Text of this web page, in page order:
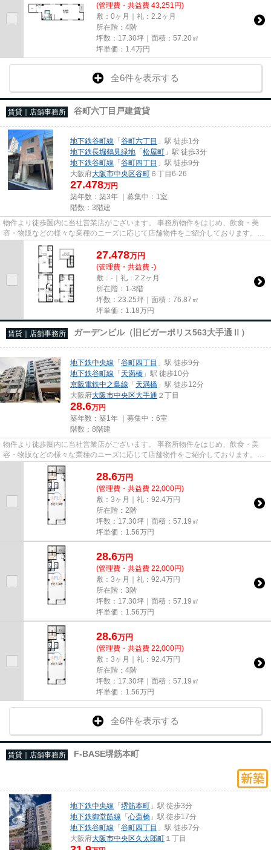
(管理費・共益費 43,251円)
敷：0ヶ月｜礼：2.2ヶ月
所在階：4階
坪数：17.30坪｜面積：57.20㎡
坪単価： 1.4万円
全6件を表示する
賃貸｜店舗事務所 谷町六丁目戸建賃貸
地下鉄谷町線 「谷町六丁目 」駅 徒歩1分
地下鉄長堀鶴見緑地 「松屋町 」駅 徒歩3分
地下鉄谷町線 「谷町四丁目 」駅 徒歩9分
大阪府大阪市中央区谷町 ６丁目6-26
27.478万円
築年数：築3年 ｜募集中： 1室
階数：3階建
物件より徒歩圏内に当社営業店がございます。 事務所物件をはじめ、飲食・美
容・物販などの様々な業種のニーズに応じて店舗物件をご紹介しております。
尚、弊社ではおとり広告は一切...
27.478万円
(管理費・共益費 -)
敷：-｜礼：2.2ヶ月
所在階：1-3階
坪数：23.25坪｜面積：76.87㎡
坪単価： 1.18万円
賃貸｜店舗事務所 ガーデンビル（旧ビガーポリス563大手通Ⅱ）
地下鉄中央線 「谷町四丁目 」駅 徒歩9分
地下鉄谷町線 「天満橋 」駅 徒歩10分
京阪電鉄中之島線 「天満橋 」駅 徒歩12分
大阪府大阪市中央区大手通 ２丁目
28.6万円
築年数：築1年 ｜募集中： 6室
階数：8階建
物件より徒歩圏内に当社営業店がございます。 事務所物件をはじめ、飲食・美
容・物販などの様々な業種のニーズに応じて店舗物件をご紹介しております。
尚、弊社ではおとり広告は一切...
28.6万円
(管理費・共益費 22,000円)
敷：3ヶ月｜礼：92.4万円
所在階：2階
坪数：17.30坪｜面積：57.19㎡
坪単価： 1.56万円
28.6万円
(管理費・共益費 22,000円)
敷：3ヶ月｜礼：92.4万円
所在階：3階
坪数：17.30坪｜面積：57.19㎡
坪単価： 1.56万円
28.6万円
(管理費・共益費 22,000円)
敷：3ヶ月｜礼：92.4万円
所在階：4階
坪数：17.30坪｜面積：57.19㎡
坪単価： 1.56万円
全6件を表示する
賃貸｜店舗事務所 F-BASE堺筋本町
地下鉄中央線 「堺筋本町 」駅 徒歩3分
地下鉄御堂筋線 「心斎橋 」駅 徒歩17分
地下鉄谷町線 「谷町四丁目 」駅 徒歩7分
大阪府大阪市中央区久太郎町 １丁目